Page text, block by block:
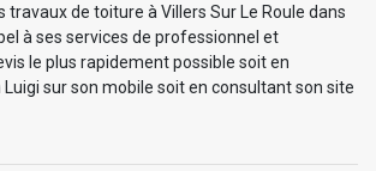
travaux de toiture à Villers Sur Le Roule dans
à ses services de professionnel et
le plus rapidement possible soit en
sur son mobile soit en consultant son site